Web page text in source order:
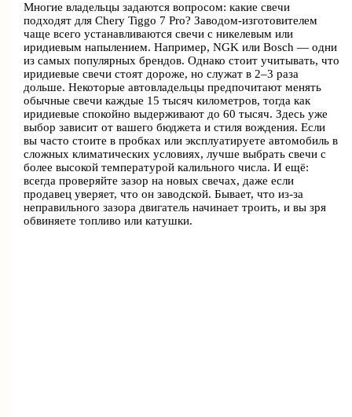
Многие владельцы задаются вопросом: какие свечи
подходят для Chery Tiggo 7 Pro? Заводом-изготовителем
чаще всего устанавливаются свечи с никелевым или
иридиевым напылением. Например, NGK или Bosch — одни
из самых популярных брендов. Однако стоит учитывать, что
иридиевые свечи стоят дороже, но служат в 2–3 раза
дольше. Некоторые автовладельцы предпочитают менять
обычные свечи каждые 15 тысяч километров, тогда как
иридиевые спокойно выдерживают до 60 тысяч. Здесь уже
выбор зависит от вашего бюджета и стиля вождения. Если
вы часто стоите в пробках или эксплуатируете автомобиль в
сложных климатических условиях, лучше выбрать свечи с
более высокой температурой калильного числа. И ещё:
всегда проверяйте зазор на новых свечах, даже если
продавец уверяет, что он заводской. Бывает, что из-за
неправильного зазора двигатель начинает троить, и вы зря
обвиняете топливо или катушки.